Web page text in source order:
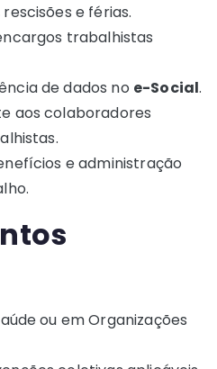
e férias.
trabalhistas
de dados no e-Social.
aos colaboradores
e administração
ou em Organizações